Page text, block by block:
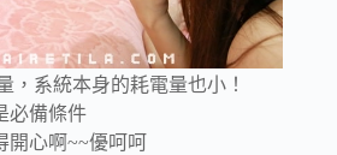
，系統本身的耗電量也小！
必備條件
開心啊~~優呵呵